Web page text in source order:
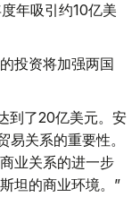
年吸引约10亿美
投资将加强两国
到了20亿美元。安
关系的重要性。
业关系的进一步
坦的商业环境。”